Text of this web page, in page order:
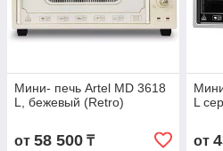
Мини- печь Artel MD 3618
L, бежевый (Retro)
от 58 500 ₸
L
от